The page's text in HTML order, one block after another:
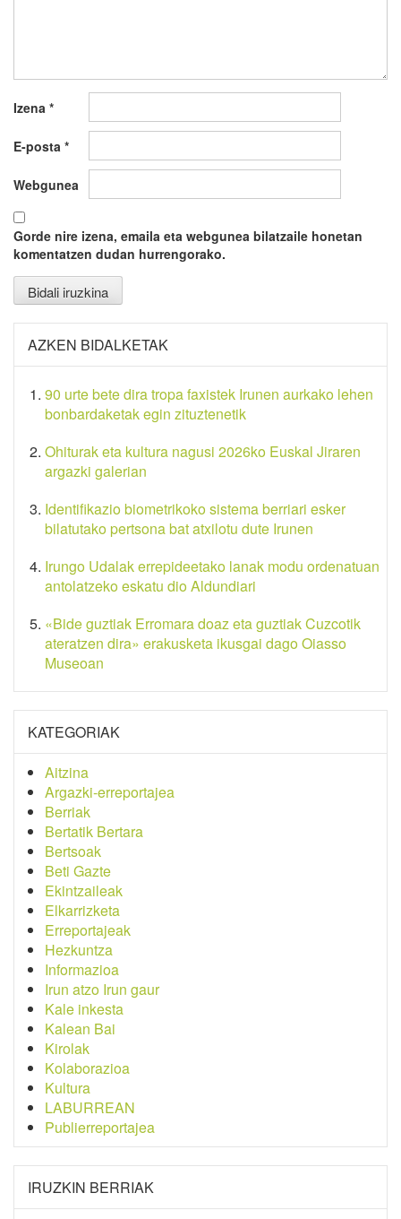
Izena *
E-posta *
Webgunea
Gorde nire izena, emaila eta webgunea bilatzaile honetan
komentatzen dudan hurrengorako.
AZKEN BIDALKETAK
90 urte bete dira tropa faxistek Irunen aurkako lehen
bonbardaketak egin zituztenetik
Ohiturak eta kultura nagusi 2026ko Euskal Jiraren
argazki galerian
Identifikazio biometrikoko sistema berriari esker
bilatutako pertsona bat atxilotu dute Irunen
Irungo Udalak errepideetako lanak modu ordenatuan
antolatzeko eskatu dio Aldundiari
«Bide guztiak Erromara doaz eta guztiak Cuzcotik
ateratzen dira» erakusketa ikusgai dago Oiasso
Museoan
KATEGORIAK
Aitzina
Argazki-erreportajea
Berriak
Bertatik Bertara
Bertsoak
Beti Gazte
Ekintzaileak
Elkarrizketa
Erreportajeak
Hezkuntza
Informazioa
Irun atzo Irun gaur
Kale inkesta
Kalean Bai
Kirolak
Kolaborazioa
Kultura
LABURREAN
Publierreportajea
IRUZKIN BERRIAK